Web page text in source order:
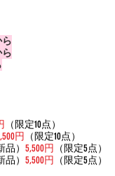
（限定10点）
円
（限定10点）
） 5,500円
（限定5点）
） 5,500円
（限定5点）